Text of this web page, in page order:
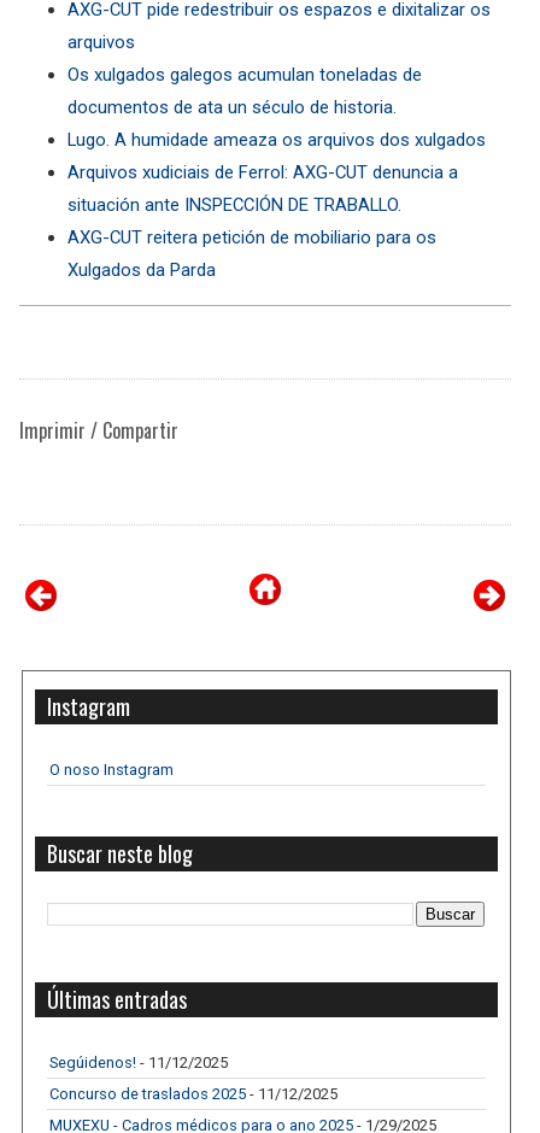
AXG-CUT pide redestribuir os espazos e dixitalizar os
arquivos
Os xulgados galegos acumulan toneladas de
documentos de ata un século de historia.
Lugo. A humidade ameaza os arquivos dos xulgados
Arquivos xudiciais de Ferrol: AXG-CUT denuncia a
situación ante INSPECCIÓN DE TRABALLO.
AXG-CUT reitera petición de mobiliario para os
Xulgados da Parda
Imprimir / Compartir
Instagram
O noso Instagram
Buscar neste blog
Últimas entradas
Segúidenos! - 11/12/2025
Concurso de traslados 2025 - 11/12/2025
MUXEXU - Cadros médicos para o ano 2025 - 1/29/2025